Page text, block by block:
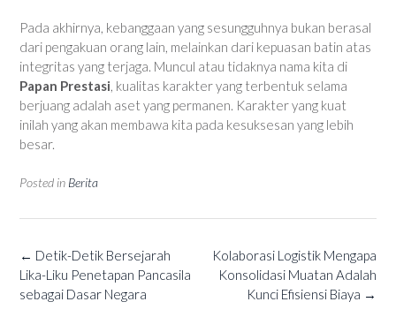
Pada akhirnya, kebanggaan yang sesungguhnya bukan berasal
dari pengakuan orang lain, melainkan dari kepuasan batin atas
integritas yang terjaga. Muncul atau tidaknya nama kita di
Papan Prestasi, kualitas karakter yang terbentuk selama
berjuang adalah aset yang permanen. Karakter yang kuat
inilah yang akan membawa kita pada kesuksesan yang lebih
besar.
Posted in Berita
Post
navigation
Kolaborasi Logistik Mengapa
Konsolidasi Muatan Adalah
Kunci Efisiensi Biaya →
← Detik-Detik Bersejarah
Lika-Liku Penetapan Pancasila
sebagai Dasar Negara